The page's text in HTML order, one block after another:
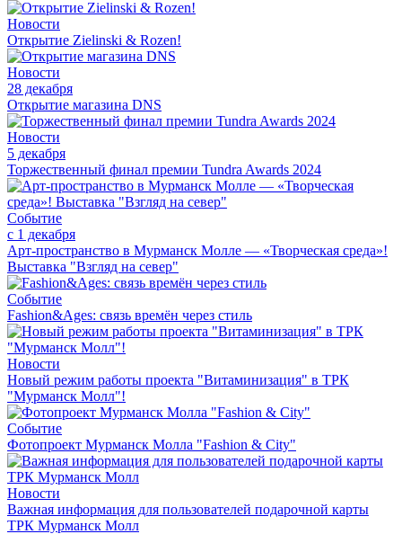
Новости
Открытие Zielinski & Rozen!
Новости
28 декабря
Открытие магазина DNS
Новости
5 декабря
Торжественный финал премии Tundra Awards 2024
Событие
с 1 декабря
Арт-пространство в Мурманск Молле — «Творческая среда»!
Выставка "Взгляд на север"
Событие
Fashion&Ages: cвязь времён через стиль
Новости
Новый режим работы проекта "Витаминизация" в ТРК
"Мурманск Молл"!
Событие
Фотопроект Мурманск Молла "Fashion & City"
Новости
Важная информация для пользователей подарочной карты
ТРК Мурманск Молл